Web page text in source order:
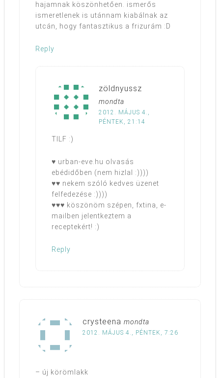
hajamnak köszönhetően. ismerős
ismeretlenek is utánnam kiabálnak az
utcán, hogy fantasztikus a frizurám :D
Reply
zöldnyussz
mondta
2012. MÁJUS 4.,
PÉNTEK, 21:14
TILF :)
♥ urban-eve.hu olvasás
ebédidőben (nem hizlal :))))
♥♥ nekem szóló kedves üzenet
felfedezése :))))
♥♥♥ köszönöm szépen, fxtina, e-
mailben jelentkeztem a
receptekért! :)
Reply
crysteena mondta
2012. MÁJUS 4., PÉNTEK, 7:26
– új körömlakk